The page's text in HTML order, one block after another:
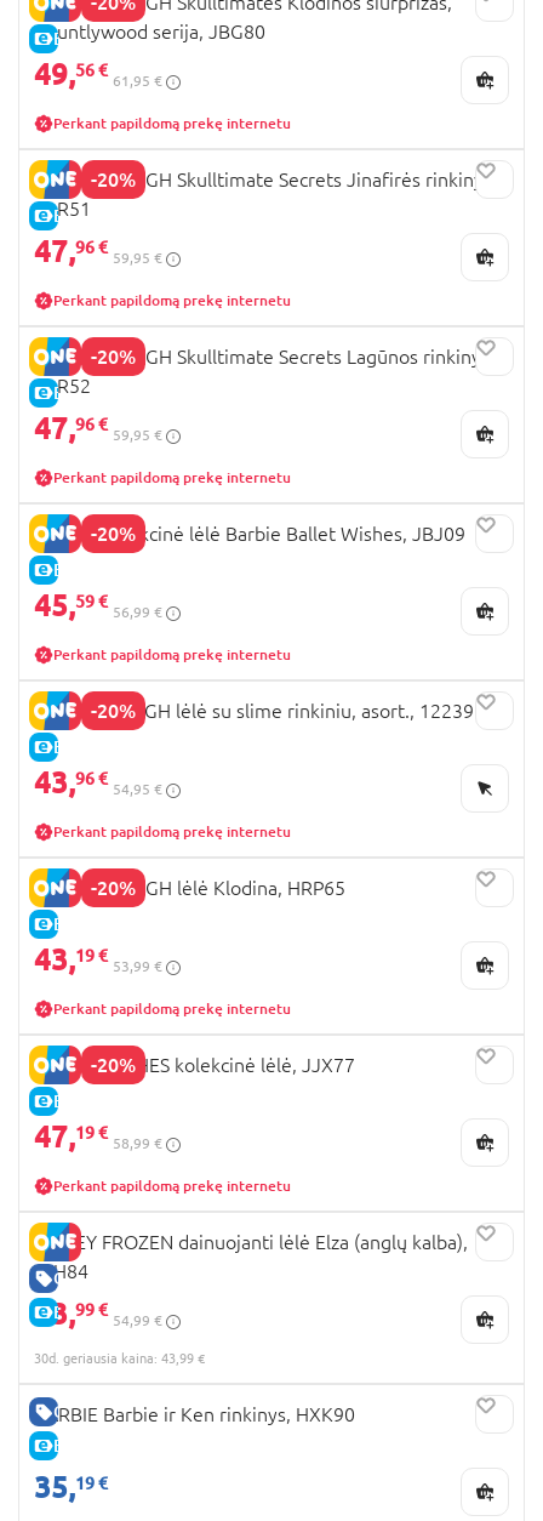
E-KAINA
Hauntlywood serija, JBG80
49,56 €
61,95 €
Perkant papildomą prekę internetu
-20%
E-KAINA
MONSTER HIGH Skulltimate Secrets Jinafirės rinkinys,
JDR51
47,96 €
59,95 €
Perkant papildomą prekę internetu
-20%
E-KAINA
MONSTER HIGH Skulltimate Secrets Lagūnos rinkinys,
JDR52
47,96 €
59,95 €
Perkant papildomą prekę internetu
-20%
E-KAINA
BARBIE kolekcinė lėlė Barbie Ballet Wishes, JBJ09
45,59 €
56,99 €
Perkant papildomą prekę internetu
-20%
E-KAINA
RAINBOW HIGH lėlė su slime rinkiniu, asort., 122395
43,96 €
54,95 €
Perkant papildomą prekę internetu
-20%
E-KAINA
MONSTER HIGH lėlė Klodina, HRP65
43,19 €
53,99 €
Perkant papildomą prekę internetu
-20%
E-KAINA
BARBIE WISHES kolekcinė lėlė, JJX77
47,19 €
58,99 €
Perkant papildomą prekę internetu
GERA KAINA
E-KAINA
DISNEY FROZEN dainuojanti lėlė Elza (anglų kalba),
JFH84
43,99 €
54,99 €
30d. geriausia kaina: 43,99 €
GERA KAINA
E-KAINA
BARBIE Barbie ir Ken rinkinys, HXK90
35,19 €